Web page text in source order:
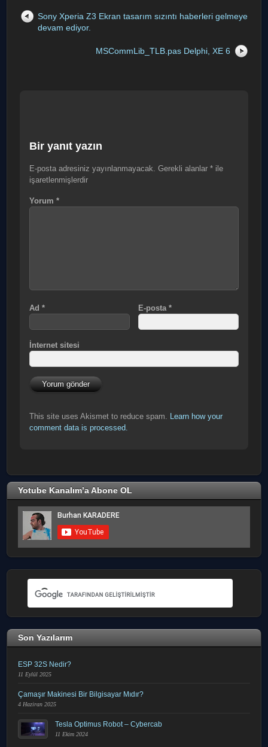
Sony Xperia Z3 Ekran tasarım sızıntı haberleri gelmeye
devam ediyor.
MSCommLib_TLB.pas Delphi, XE 6
Bir yanıt yazın
E-posta adresiniz yayınlanmayacak. Gerekli alanlar *ile
işaretlenmişlerdir
Yorum *
Ad * E-posta *
İnternet sitesi
This site uses Akismet to reduce spam. Learn how your
comment data is processed.
Yotube Kanalım’a Abone OL
Son Yazılarım
ESP 32S Nedir?
11 Eylül 2025
Çamaşır Makinesi Bir Bilgisayar Mıdır?
4 Haziran 2025
Tesla Optimus Robot – Cybercab
11 Ekim 2024